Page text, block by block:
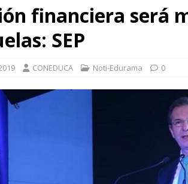
financiera será
SEP
CONEDUCA Noti-Edurama 0